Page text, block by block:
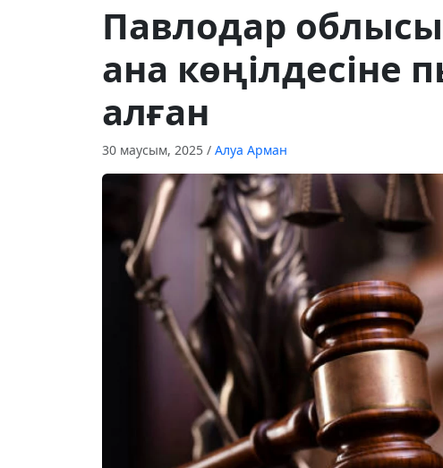
Павлодар
ана көңілдесіне
алған
30 маусым, 2025 / Алуа Арман